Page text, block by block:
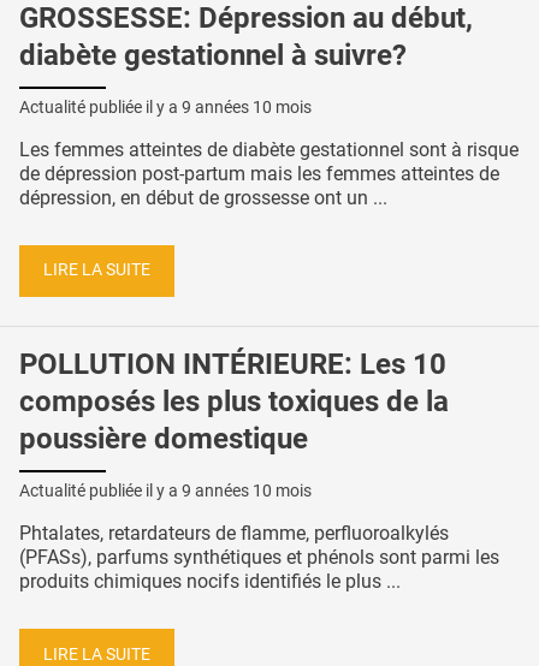
GROSSESSE: Dépression au début,
diabète gestationnel à suivre?
Actualité publiée il y a 9 années 10 mois
Les femmes atteintes de diabète gestationnel sont à risque
de dépression post-partum mais les femmes atteintes de
dépression, en début de grossesse ont un ...
LIRE LA SUITE
POLLUTION INTÉRIEURE: Les 10
composés les plus toxiques de la
poussière domestique
Actualité publiée il y a 9 années 10 mois
Phtalates, retardateurs de flamme, perfluoroalkylés
(PFASs), parfums synthétiques et phénols sont parmi les
produits chimiques nocifs identifiés le plus ...
LIRE LA SUITE